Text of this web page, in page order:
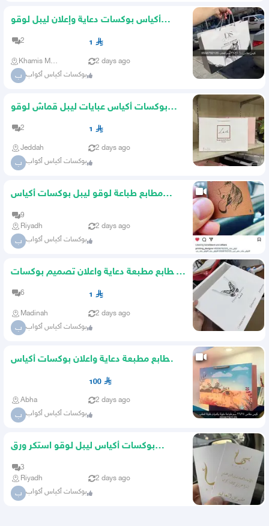
أكياس بوكسات دعاية وإعلان ليبل لوقو
2 1
Khamis Mushait 2 days ago
ب بوكسات أكياس أكواب
بوكسات أكياس عبايات ليبل قماش لوقو
2 1
Jeddah 2 days ago
ب بوكسات أكياس أكواب
مطابع طباعة لوقو ليبل بوكسات أكياس
9
Riyadh
2 days ago
ب بوكسات أكياس أكواب
مطابع مطبعة دعاية واعلان تصميم بوكسات
عبايات ليبل لوقو جلد
6 1
Madinah 2 days ago
ب بوكسات أكياس أكواب
مطابع مطبعة دعاية واعلان بوكسات أكياس
100
Abha 2 days ago
ب بوكسات أكياس أكواب
بوكسات أكياس ليبل لوقو استكر ورق
3
Riyadh
2 days ago
ب بوكسات أكياس أكواب